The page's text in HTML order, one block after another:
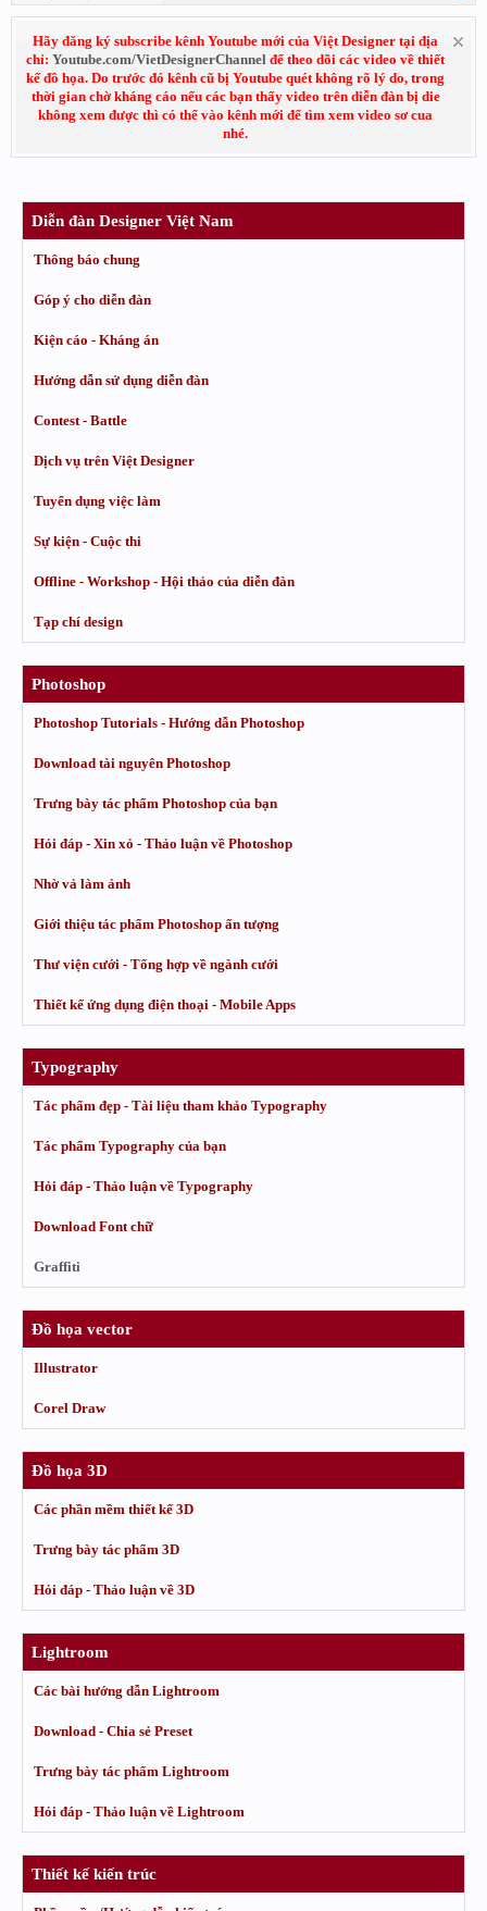
Hãy đăng ký subscribe kênh Youtube mới của Việt Designer tại địa
chỉ: Youtube.com/VietDesignerChannel để theo dõi các video về thiết
kế đồ họa. Do trước đó kênh cũ bị Youtube quét không rõ lý do, trong
thời gian chờ kháng cáo nếu các bạn thấy video trên diễn đàn bị die
không xem được thì có thể vào kênh mới để tìm xem video sơ cua
nhé.
Diễn đàn Designer Việt Nam
Thông báo chung
Góp ý cho diễn đàn
Kiện cáo - Kháng án
Hướng dẫn sử dụng diễn đàn
Contest - Battle
Dịch vụ trên Việt Designer
Tuyển dụng việc làm
Sự kiện - Cuộc thi
Offline - Workshop - Hội thảo của diễn đàn
Tạp chí design
Photoshop
Photoshop Tutorials - Hướng dẫn Photoshop
Download tài nguyên Photoshop
Trưng bày tác phẩm Photoshop của bạn
Hỏi đáp - Xin xỏ - Thảo luận về Photoshop
Nhờ vả làm ảnh
Giới thiệu tác phẩm Photoshop ấn tượng
Thư viện cưới - Tổng hợp về ngành cưới
Thiết kế ứng dụng điện thoại - Mobile Apps
Typography
Tác phẩm đẹp - Tài liệu tham khảo Typography
Tác phẩm Typography của bạn
Hỏi đáp - Thảo luận về Typography
Download Font chữ
Graffiti
Đồ họa vector
Illustrator
Corel Draw
Đồ họa 3D
Các phần mềm thiết kế 3D
Trưng bày tác phẩm 3D
Hỏi đáp - Thảo luận về 3D
Lightroom
Các bài hướng dẫn Lightroom
Download - Chia sẻ Preset
Trưng bày tác phẩm Lightroom
Hỏi đáp - Thảo luận về Lightroom
Thiết kế kiến trúc